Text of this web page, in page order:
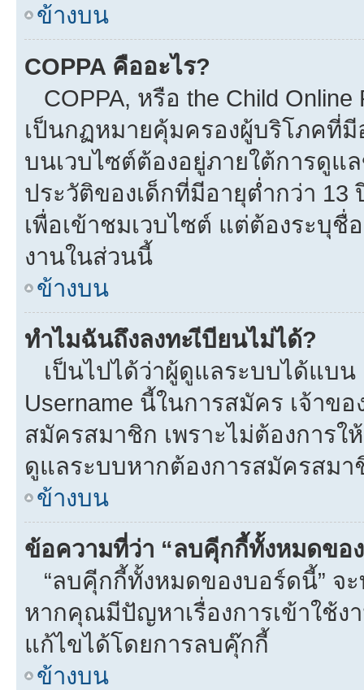
ข้างบน
COPPA คืออะไร?
COPPA, หรือ the Child Online
เป็นกฏหมายคุ้มครองผู้บริโภคที่มี
บนเวบไซต์ต้องอยู่ภายใต้การดูแ
ประวัติของเด็กที่มีอายุต่ำกว่า
เพื่อเข้าชมเวบไซต์ แต่ต้องระบุชื่
งานในส่วนนี้
ข้างบน
ทำไมฉันถึงลงทะเีบียนไม่ได้?
เป็นไปได้ว่าผู้ดูแลระบบได้แบน
Username นี้ในการสมัคร เจ้าข
สมัครสมาชิก เพราะไม่ต้องการ
ดูแลระบบหากต้องการสมัครสมา
ข้างบน
ข้อความที่ว่า “ลบคุีกกี้ทั้งหมดขอ
“ลบคุีกกี้ทั้งหมดของบอร์ดนี้” จ
หากคุณมีปัญหาเรื่องการเข้าใช้ง
แก้ไขได้โดยการลบคุ๊กกี้
ข้างบน